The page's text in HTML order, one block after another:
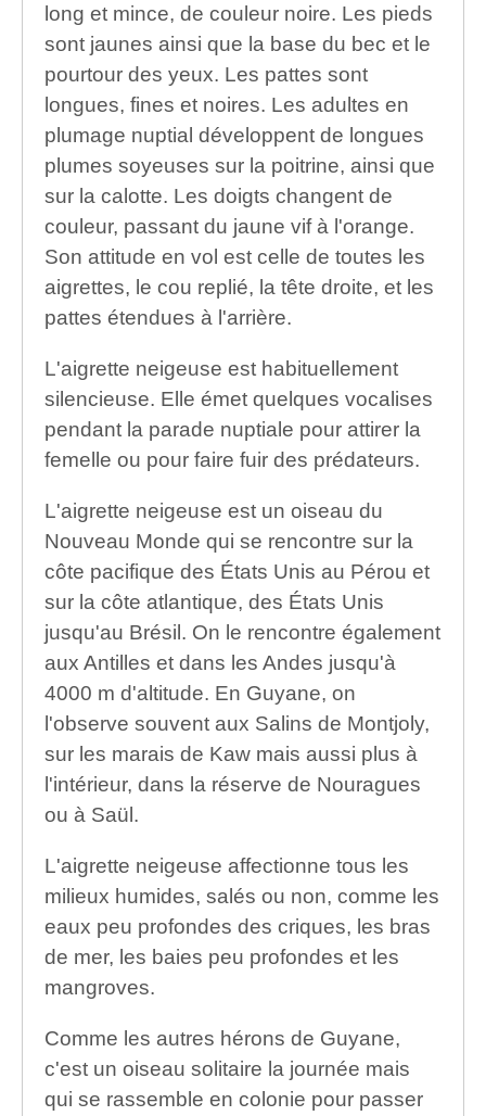
long et mince, de couleur noire. Les pieds
sont jaunes ainsi que la base du bec et le
pourtour des yeux. Les pattes sont
longues, fines et noires. Les adultes en
plumage nuptial développent de longues
plumes soyeuses sur la poitrine, ainsi que
sur la calotte. Les doigts changent de
couleur, passant du jaune vif à l'orange.
Son attitude en vol est celle de toutes les
aigrettes, le cou replié, la tête droite, et les
pattes étendues à l'arrière.
L'aigrette neigeuse est habituellement
silencieuse. Elle émet quelques vocalises
pendant la parade nuptiale pour attirer la
femelle ou pour faire fuir des prédateurs.
L'aigrette neigeuse est un oiseau du
Nouveau Monde qui se rencontre sur la
côte pacifique des États Unis au Pérou et
sur la côte atlantique, des États Unis
jusqu'au Brésil. On le rencontre également
aux Antilles et dans les Andes jusqu'à
4000 m d'altitude. En Guyane, on
l'observe souvent aux Salins de Montjoly,
sur les marais de Kaw mais aussi plus à
l'intérieur, dans la réserve de Nouragues
ou à Saül.
L'aigrette neigeuse affectionne tous les
milieux humides, salés ou non, comme les
eaux peu profondes des criques, les bras
de mer, les baies peu profondes et les
mangroves.
Comme les autres hérons de Guyane,
c'est un oiseau solitaire la journée mais
qui se rassemble en colonie pour passer